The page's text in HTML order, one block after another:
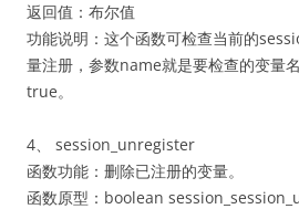
返回值：布尔值
功能说明：这个函数可检查当前的
量注册，参数name就是要检查的变量
true。
4、 session_unregister
函数功能：删除已注册的变量。
函数原型：boolean